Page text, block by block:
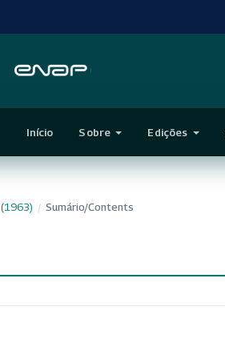
Início Sobre Edições
(1963) / Sumário/Contents